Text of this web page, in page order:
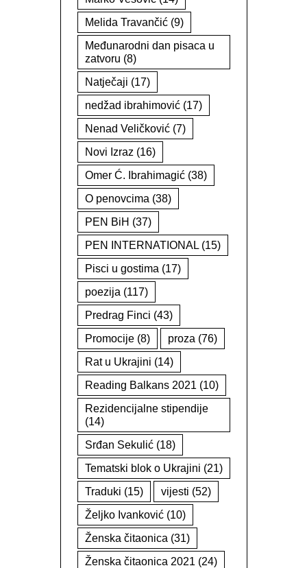
Melida Travančić(9)
Međunarodni dan pisaca u
zatvoru (8)
Natječaji (17)
nedžad ibrahimović(17)
Nenad Veličković(7)
Novi Izraz (16)
Omer Ć. Ibrahimagić(38)
O penovcima (38)
PEN BiH (37)
PEN INTERNATIONAL(15)
Pisci u gostima (17)
poezija (117)
Predrag Finci (43)
Promocije(8) proza (76)
Rat u Ukrajini (14)
Reading Balkans 2021 (10)
Rezidencijalne stipendije
(14)
Srđan Sekulić(18)
Tematski blok o Ukrajini (21)
Traduki (15) vijesti (52)
Željko Ivanković(10)
Ženska čitaonica (31)
Ženska čitaonica 2021 (24)